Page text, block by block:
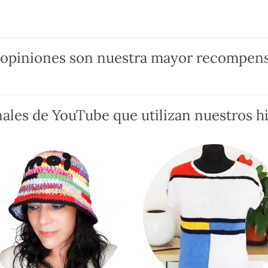
se
la
producto
se
pueden
la
producto
son nuestra mayor
de YouTube que utilizan nuestros